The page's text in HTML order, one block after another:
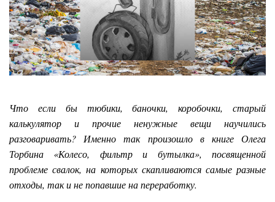
Что если бы тюбики, баночки, коробочки, старый
калькулятор и прочие ненужные вещи научились
разговаривать? Именно так произошло в книге Олега
Торбина «Колесо, фильтр и бутылка», посвященной
проблеме свалок, на которых скапливаются самые разные
отходы, так и не попавшие на переработку.